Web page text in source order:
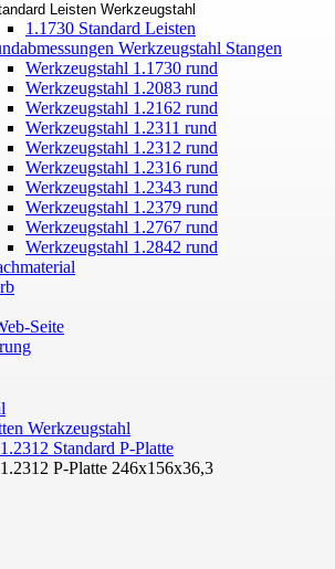
Leisten Werkzeugstahl
1.1730 Standard Leisten
Werkzeugstahl Stangen
Werkzeugstahl 1.1730 rund
Werkzeugstahl 1.2083 rund
Werkzeugstahl 1.2162 rund
Werkzeugstahl 1.2311 rund
Werkzeugstahl 1.2312 rund
Werkzeugstahl 1.2316 rund
Werkzeugstahl 1.2343 rund
Werkzeugstahl 1.2379 rund
Werkzeugstahl 1.2767 rund
Werkzeugstahl 1.2842 rund
Seite
Werkzeugstahl
Standard P-Platte
P-Platte 246x156x36,3